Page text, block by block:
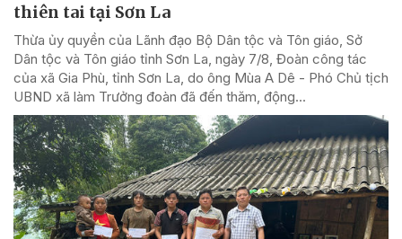
thiên tai tại Sơn La
Thừa ủy quyền của Lãnh đạo Bộ Dân tộc và Tôn giáo, Sở
Dân tộc và Tôn giáo tỉnh Sơn La, ngày 7/8, Đoàn công tác
của xã Gia Phù, tỉnh Sơn La, do ông Mùa A Dê - Phó Chủ tịch
UBND xã làm Trưởng đoàn đã đến thăm, động...